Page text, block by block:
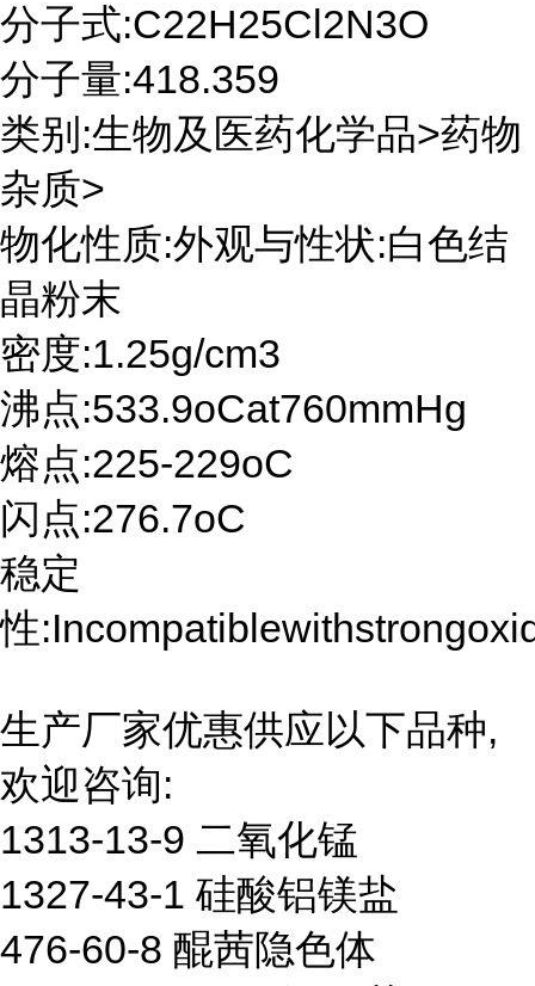
分子式:C22H25Cl2N3O
分子量:418.359
类别:生物及医药化学品>药物
杂质>
物化性质:外观与性状:白色结
晶粉末
密度:1.25g/cm3
沸点:533.9oCat760mmHg
熔点:225-229oC
闪点:276.7oC
稳定
性
生产厂家优惠供应以下品种,
欢迎咨询:
1313-13-9 二氧化锰
1327-43-1 硅酸铝镁盐
476-60-8 醌茜隐色体